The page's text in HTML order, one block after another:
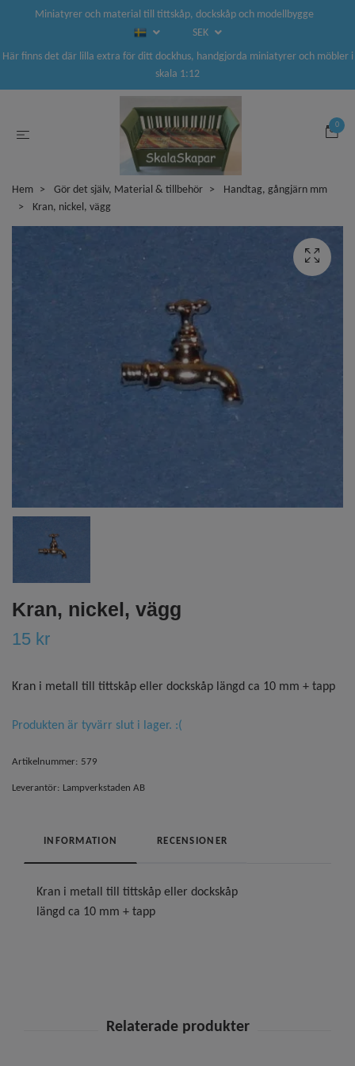
Miniatyrer och material till tittskåp, dockskåp och modellbygge
SEK
Här finns det där lilla extra för ditt dockhus, handgjorda miniatyrer och möbler i
skala 1:12
0
Hem Gör det själv, Material & tillbehör
Handtag, gångjärn mm
Kran, nickel, vägg
Kran, nickel, vägg
15 kr
Kran i metall till tittskåp eller dockskåp längd ca 10 mm + tapp
Produkten är tyvärr slut i lager. :(
Artikelnummer: 579
Leverantör: Lampverkstaden AB
INFORMATION RECENSIONER
Kran i metall till tittskåp eller dockskåp
längd ca 10 mm + tapp